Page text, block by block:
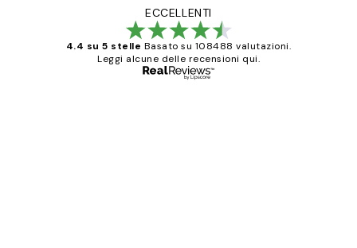
ECCELLENTI
4.4 su 5 stelle Basato su 108488 valutazioni.
Leggi alcune delle recensioni qui.